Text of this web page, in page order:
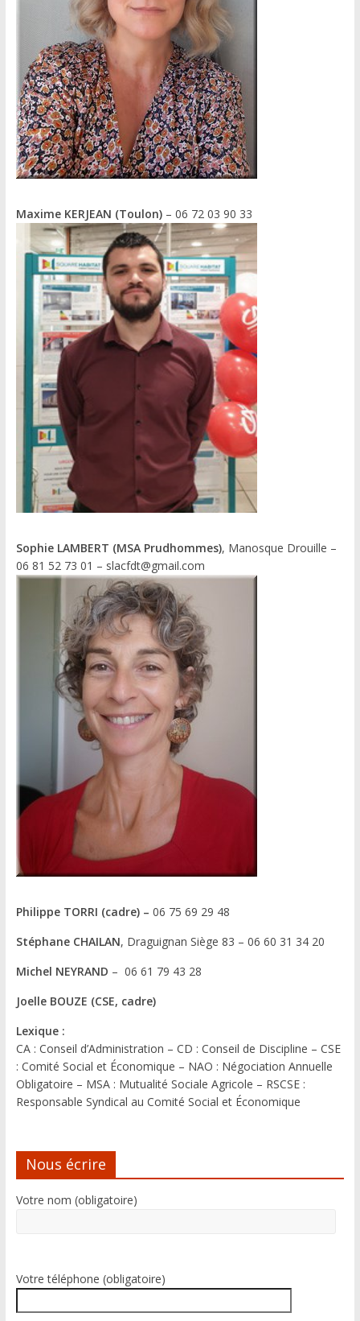
Maxime KERJEAN (Toulon)– 06 72 03 90 33
Sophie LAMBERT (MSA Prudhommes), Manosque Drouille –
06 81 52 73 01 – slacfdt@gmail.com
Philippe TORRI (cadre) – 06 75 69 29 48
Stéphane CHAILAN, Draguignan Siège 83 – 06 60 31 34 20
Michel NEYRAND – 06 61 79 43 28
Joelle BOUZE (CSE, cadre)
Lexique :
CA : Conseil d’Administration – CD : Conseil de Discipline – CSE
: Comité Social et Économique – NAO : Négociation Annuelle
Obligatoire – MSA : Mutualité Sociale Agricole – RSCSE :
Responsable Syndical au Comité Social et Économique
Nous écrire
Votre nom (obligatoire)
Votre téléphone (obligatoire)